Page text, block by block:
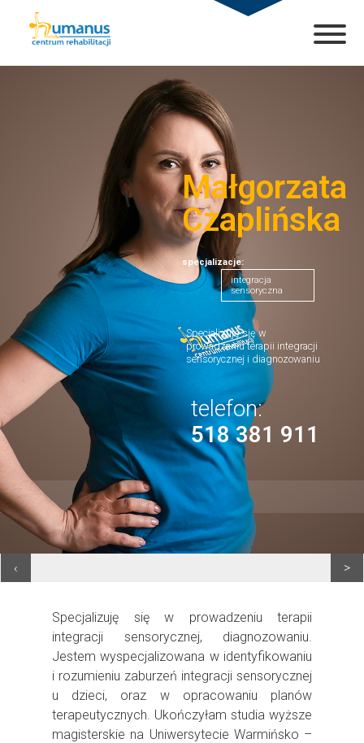
Małgorzata
Czaplińska
Specjalizuję się w
prowadzeniu terapii integracji
sensorycznej i diagnozowaniu
specjalizacje:
integracja
sensoryczna
telefon:
518 381 911
‹ >
Specjalizuję się w prowadzeniu terapii
integracji sensorycznej, diagnozowaniu.
Jestem wyspecjalizowana w identyfikowaniu
i rozumieniu zaburzeń integracji sensorycznej
u dzieci, oraz w opracowaniu planów
terapeutycznych. Ukończyłam studia wyższe
magisterskie na Uniwersytecie Warmińsko –